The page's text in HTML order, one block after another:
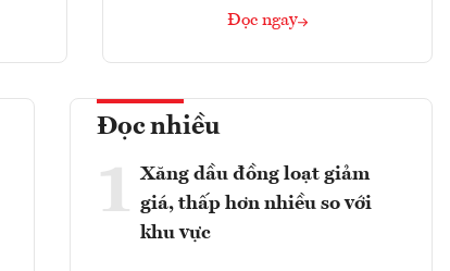
Đọc ngay
Đọc nhiều
1 Xăng dầu đồng loạt giảm
giá, thấp hơn nhiều so với
khu vực